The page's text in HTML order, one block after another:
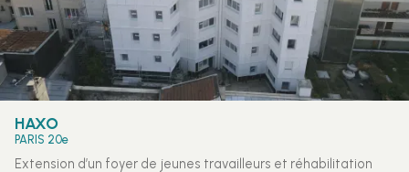
HAXO
PARIS 20e
Extension d’un foyer de jeunes travailleurs et réhabilitation